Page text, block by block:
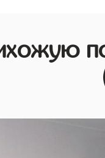
по